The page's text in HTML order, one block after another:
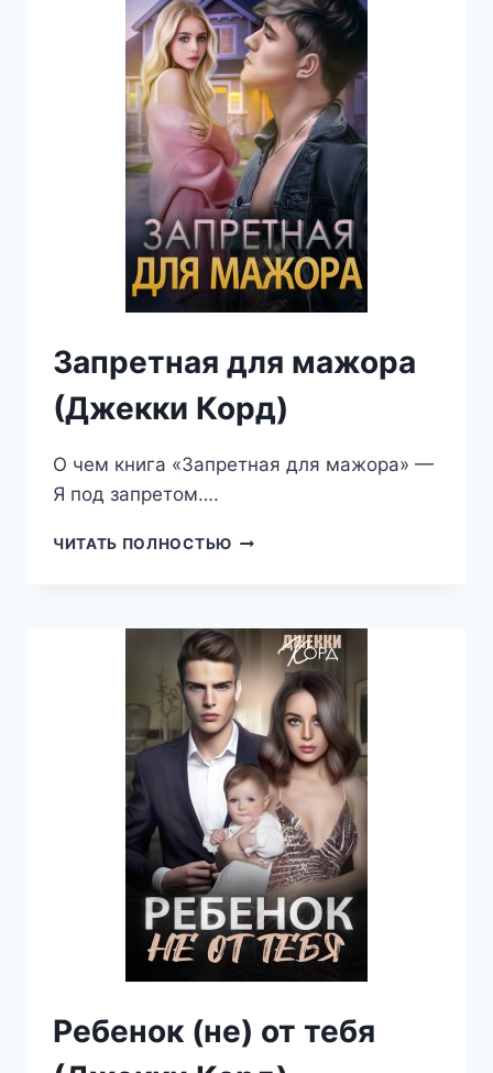
Запретная для мажора
(Джекки Корд)
О чем книга «Запретная для мажора» —
Я под запретом….
ЧИТАТЬ ПОЛНОСТЬЮ ЗАПРЕТНАЯ
КОРД)
Ребенок (не) от тебя